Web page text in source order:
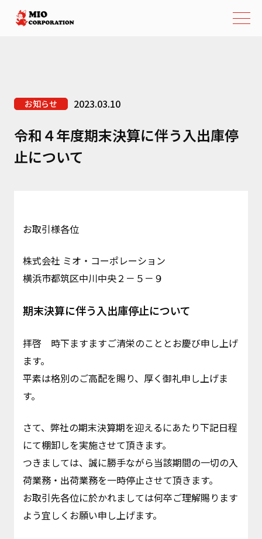
お知らせ 2023.03.10
令和４年度期末決算に伴う入出庫停
止について
お取引様各位
株式会社 ミオ・コーポレーション
横浜市都筑区中川中央２－５－９
期末決算に伴う入出庫停止について
拝啓 時下ますますご清栄のこととお慶び申し上げ
ます。
平素は格別のご高配を賜り、厚く御礼申し上げま
す。
さて、弊社の期末決算期を迎えるにあたり下記日程
にて棚卸しを実施させて頂きます。
つきましては、誠に勝手ながら当該期間の一切の入
荷業務・出荷業務を一時停止させて頂きます。
お取引先各位に於かれましては何卒ご理解賜ります
よう宜しくお願い申し上げます。